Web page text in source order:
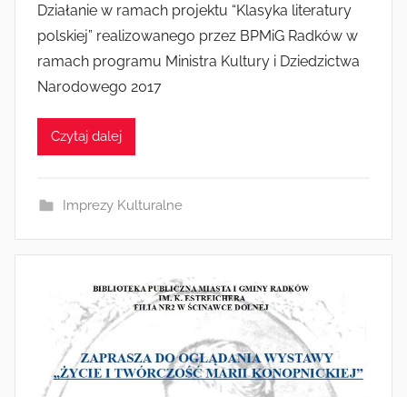
z
e
z
Działanie w ramach projektu “Klasyka literatury
polskiej” realizowanego przez BPMiG Radków w
ramach programu Ministra Kultury i Dziedzictwa
Narodowego 2017
Czytaj dalej
Imprezy Kulturalne